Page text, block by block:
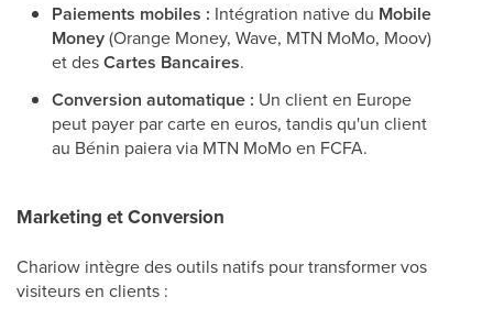
Paiements mobiles : Intégration native du Mobile
Money(Orange Money, Wave, MTN MoMo, Moov)
et desCartes Bancaires.
Conversion automatique : Un client en Europe
peut payer par carte en euros, tandis qu'un client
au Bénin paiera via MTN MoMo en FCFA.
Marketing et Conversion
Chariow intègre des outils natifs pour transformer vos
visiteurs en clients :